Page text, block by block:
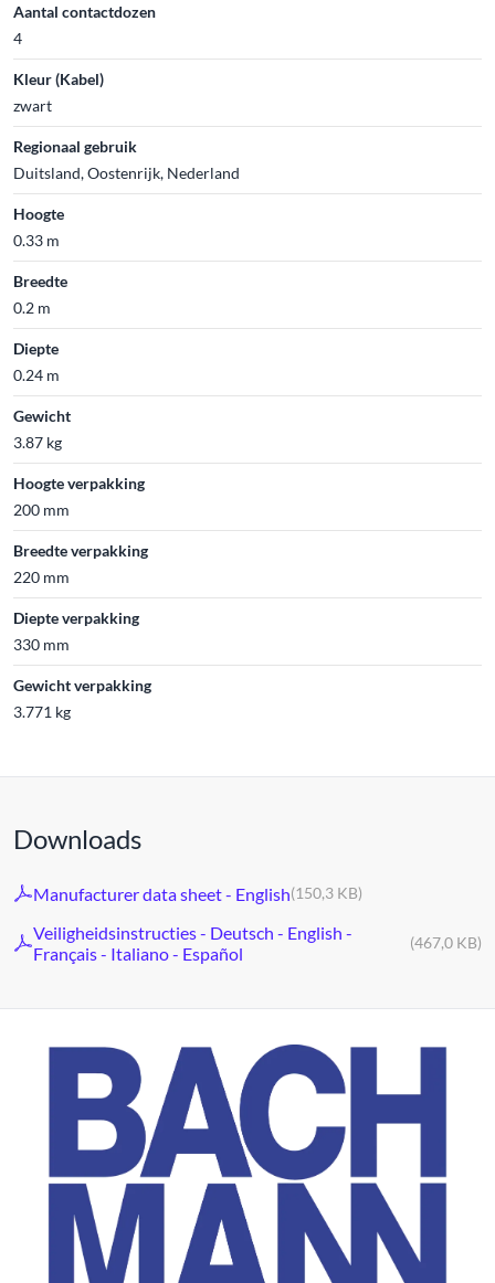
Aantal contactdozen
4
Kleur (Kabel)
zwart
Regionaal gebruik
Duitsland, Oostenrijk, Nederland
Hoogte
0.33 m
Breedte
0.2 m
Diepte
0.24 m
Gewicht
3.87 kg
Hoogte verpakking
200 mm
Breedte verpakking
220 mm
Diepte verpakking
330 mm
Gewicht verpakking
3.771 kg
Downloads
Manufacturer data sheet - English(150,3 KB)
Veiligheidsinstructies - Deutsch - English -
Français - Italiano - Español
(467,0 KB)